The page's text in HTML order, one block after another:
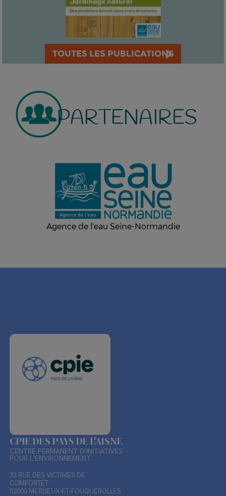
TOUTES LES PUBLICATIONS
PARTENAIRES
Agence de l'eau Seine-Normandie
CPIE DES PAYS DE L'AISNE
CENTRE PERMANENT D'INITIATIVES
POUR L'ENVIRONNEMENT
33 RUE DES VICTIMES DE
COMPORTET
02000 MERLIEUX-ET-FOUQUEROLLES